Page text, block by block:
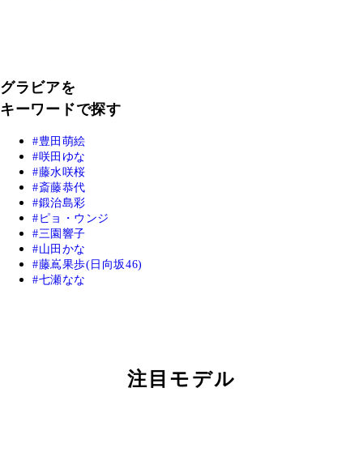
グラビアを
キーワードで探す
豊田萌絵
咲田ゆな
藤水咲桜
斎藤恭代
鍛治島彩
ピョ・ウンジ
三園響子
山田かな
藤嶌果歩(日向坂46)
七瀬なな
注目モデル